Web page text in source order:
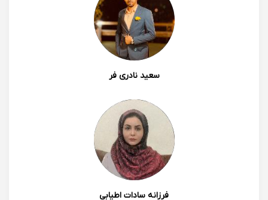
0
0
ایشون در حین تدریس صبر و حوصله ی زیادی به خرج
ها خسته کننده نیست. بعد از یک دوره تدریسشون خیلی از
ابهامات من برطرف شد و پیشرفت خودم رو به خوبی احساس
میکنم. با سپاس از زحمات ایشان.
سعید نادری فر
فرزانه سادات اطیابی